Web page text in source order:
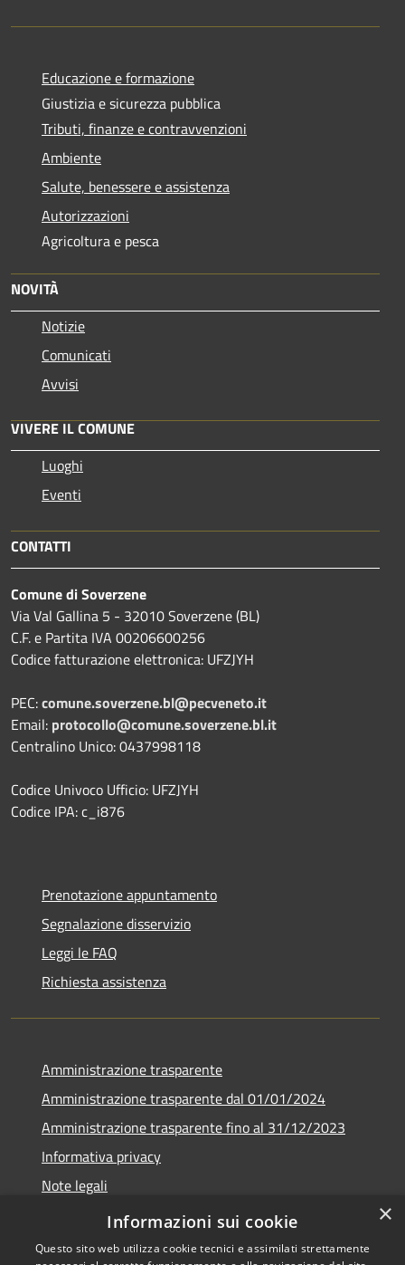
Educazione e formazione
Giustizia e sicurezza pubblica
Tributi, finanze e contravvenzioni
Ambiente
Salute, benessere e assistenza
Autorizzazioni
Agricoltura e pesca
NOVITÀ
Notizie
Comunicati
Avvisi
VIVERE IL COMUNE
Luoghi
Eventi
CONTATTI
Comune di Soverzene
Via Val Gallina 5 - 32010 Soverzene (BL)
C.F. e Partita IVA 00206600256
Codice fatturazione elettronica: UFZJYH
PEC:comune.soverzene.bl@pecveneto.it
Email: protocollo@comune.soverzene.bl.it
Centralino Unico: 0437998118
Codice Univoco Ufficio: UFZJYH
Codice IPA: c_i876
Prenotazione appuntamento
Segnalazione disservizio
Leggi le FAQ
Richiesta assistenza
Amministrazione trasparente
Amministrazione trasparente dal 01/01/2024
Amministrazione trasparente fino al 31/12/2023
Informativa privacy
Note legali
Dichiarazione di accessibilità
×
Informazioni sui cookie
Questo sito web utilizza cookie tecnici e assimilati strettamente